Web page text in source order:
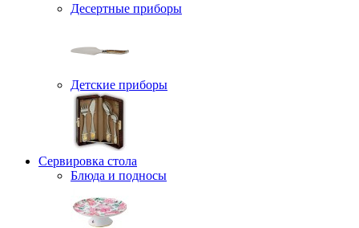
Десертные приборы
Детские приборы
Сервировка стола
Блюда и подносы